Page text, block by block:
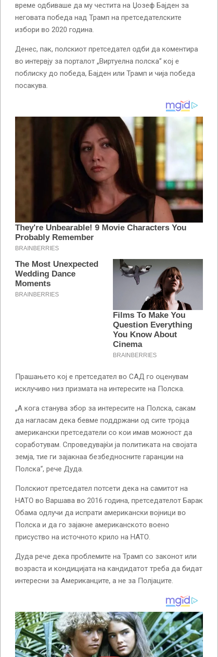
време одбиваше да му честита на Џозеф Бајден за
неговата победа над Трамп на претседателските
избори во 2020 година.
Денес, пак, полскиот претседател одби да коментира
во интервју за порталот „Виртуелна полска“ кој е
поблиску до победа, Бајден или Трамп и чија победа
посакува.
Прашањето кој е претседател во САД го оценувам
исклучиво низ призмата на интересите на Полска.
„А кога станува збор за интересите на Полска, сакам
да нагласам дека бевме поддржани од сите тројца
американски претседатели со кои имав можност да
соработувам. Спроведувајќи ја политиката на својата
земја, тие ги зајакнаа безбедносните гаранции на
Полска“, рече Дуда.
Полскиот претседател потсети дека на самитот на
НАТО во Варшава во 2016 година, претседателот Барак
Обама одлучи да испрати американски војници во
Полска и да го зајакне американското воено
присуство на источното крило на НАТО.
Дуда рече дека проблемите на Трамп со законот или
возраста и кондицијата на кандидатот треба да бидат
интересни за Американците, а не за Полјаците.